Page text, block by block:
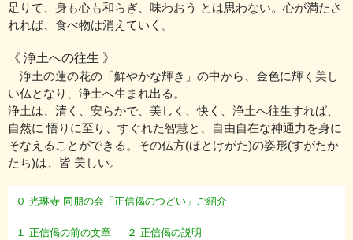
足りて、身も心も和らぎ、味わおう とは思わない。心が満たさ
れれば、食べ物は消えていく。
《 浄土への往生 》
浄土の蓮の花の「鮮やかな輝き」の中から、金色に輝く美し
い仏となり、浄土へ生まれ出る。
浄土は、清く、安らかで、美しく、快く、浄土へ往生すれば、
自然に 悟りに至り、すぐれた智慧と、自由自在な神通力を身に
そなえることができる。その仏方(ほとけがた)の姿形(すがたか
たち)は、皆 美しい。
０ 光琳寺 同朋の会「正信偈のつどい」ご紹介
１ 正信偈の前の文章 ２ 正信偈の説明